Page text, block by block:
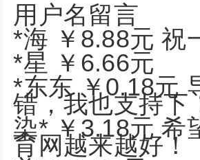
用户名留言
*海 ￥8.88元 祝
*星 ￥6.66元
*东东 ￥0.18元
错，我也支持下
染* ￥3.18元 希
育网越来越好！